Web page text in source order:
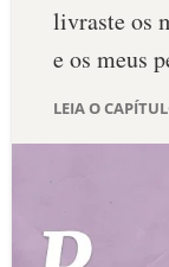
PALAVRA DO DIA
DEVOCIONAL
livraste os
e os meus
LEIA O